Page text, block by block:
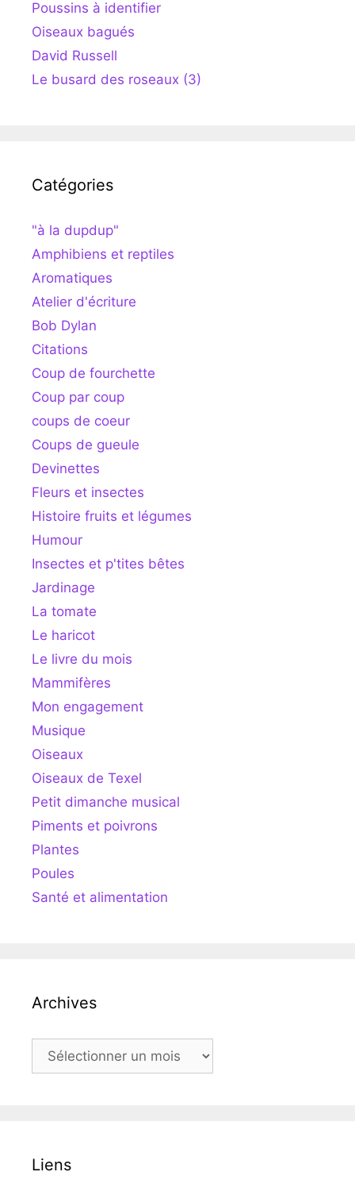
Poussins à identifier
Oiseaux bagués
David Russell
Le busard des roseaux (3)
Catégories
"à la dupdup"
Amphibiens et reptiles
Aromatiques
Atelier d'écriture
Bob Dylan
Citations
Coup de fourchette
Coup par coup
coups de coeur
Coups de gueule
Devinettes
Fleurs et insectes
Histoire fruits et légumes
Humour
Insectes et p'tites bêtes
Jardinage
La tomate
Le haricot
Le livre du mois
Mammifères
Mon engagement
Musique
Oiseaux
Oiseaux de Texel
Petit dimanche musical
Piments et poivrons
Plantes
Poules
Santé et alimentation
Archives
Archives
Liens